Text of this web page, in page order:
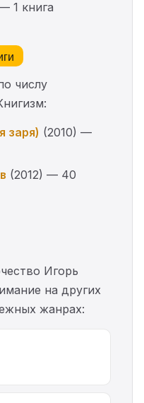
1 книга
числу
заря) (2010) —
(2012) — 40
Игорь
на других
жанрах: